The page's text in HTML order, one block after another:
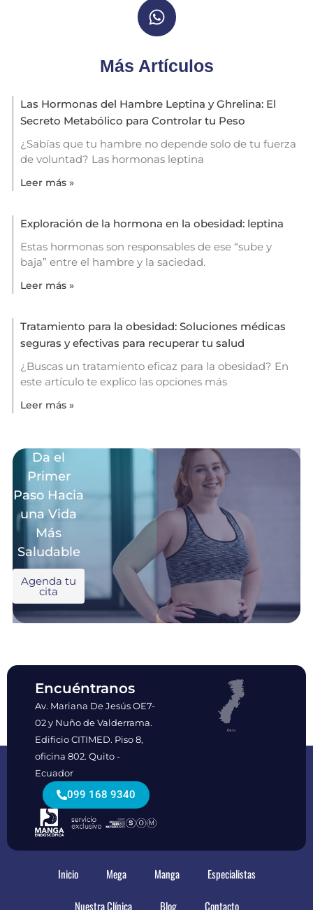
Más Artículos
Las Hormonas del Hambre Leptina y Ghrelina: El
Secreto Metabólico para Controlar tu Peso
¿Sabías que tu hambre no depende solo de tu fuerza
de voluntad? Las hormonas leptina
Leer más »
Exploración de la hormona en la obesidad: leptina
Estas hormonas son responsables de ese “sube y
baja” entre el hambre y la saciedad.
Leer más »
Tratamiento para la obesidad: Soluciones médicas
seguras y efectivas para recuperar tu salud
¿Buscas un tratamiento eficaz para la obesidad? En
este artículo te explico las opciones más
Leer más »
Da el
Primer
Paso Hacia
una Vida
Más
Saludable
Agenda tu
cita
Encuéntranos
Av. Mariana De Jesús OE7-
02 y Nuño de Valderrama.
Edificio CITIMED. Piso 8,
oficina 802. Quito -
Ecuador
099 168 9340
Inicio Mega Manga Especialistas
Nuestra Clínica Blog Contacto